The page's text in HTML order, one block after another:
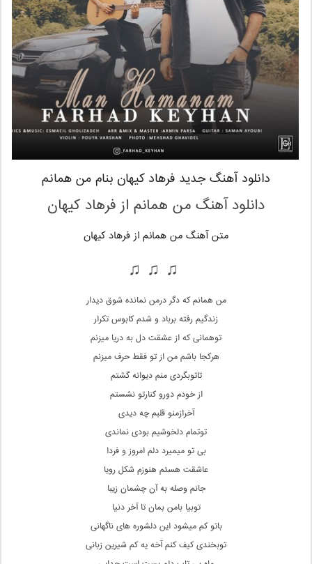
دانلود آهنگ جدید فرهاد کیهان بنام من همانم
دانلود آهنگ من همانم از فرهاد کیهان
متن آهنگ من همانم از فرهاد کیهان
♫ ♫ ♫
من همانم که دگر درمن نمانده شوق دیدار
زندگیم رفته برباد و شدم کابوس تکرار
توهمانی که از عشقت دل به دریا میزنم
هرکجا باشم من از تو فقط حرف میزنم
تاتوبگردی منم دیوانه گشتم
از خودم دورو کنارتو نشستم
آخرازمنو قلبم چه دیدی
توتمام دلخوشیم بودی نماندی
بی تو میمیرد دلم امروز و فردا
عاشقت هستم هنوزم شکل رویا
جانم وصله به آن چشمان زیبا
توبیا بامن بمان تا آخر دنیا
باتو کم میشود این دلشوره های ناگهانی
توبخندی کیف کنم آخه یه کم شیرین زبانی